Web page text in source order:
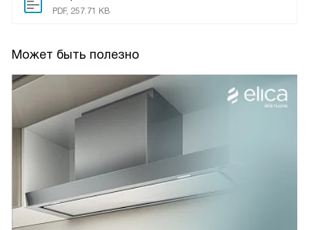
PDF, 257.71 KB
Может быть полезно